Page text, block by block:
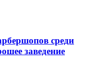
среди
заведение